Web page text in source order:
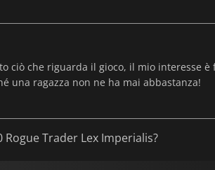
ciò che riguarda il gioco, il mio interesse è
una ragazza non ne ha mai abbastanza!
Trader Lex Imperialis?